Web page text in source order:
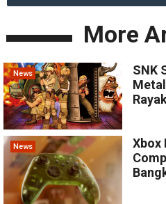
More
News
SNK
News
Xbox